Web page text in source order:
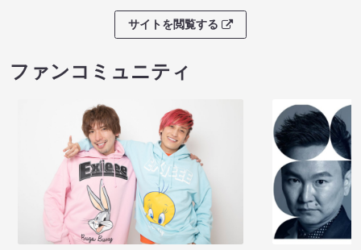
サイトを閲覧する
ファンコミュニティ